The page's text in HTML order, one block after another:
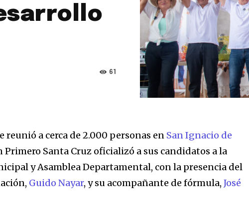
61
reunió a cerca de 2.000 personas en San Ignacio de
Primero Santa Cruz oficializó a sus candidatos a la
y Asamblea Departamental, con la presencia del
Guido Nayar, y su acompañante de fórmula,José